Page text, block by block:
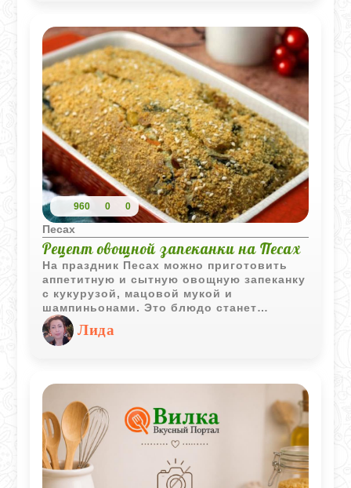
сочетании с двумя видами крема -
шоколадным внутри и белоснежным
белковым снаружи - это уже не просто
«замена хлебу», а полноценный
праздничный торт.
960 0 0
Песах
Рецепт овощной запеканки на Песах
На праздник Песах можно приготовить
аппетитную и сытную овощную запеканку
с кукурузой, мацовой мукой и
шампиньонами. Это блюдо станет
прекрасным украшением праздничного
стола и обязательно порадует ваших
близких. Для его приготовления вам
грибы и мацовая мука, которая добавит
запеканке уникальную текстуру и вкус.
Попробуйте этот рецепт, чтобы
порадовать себя и своих гостей во
время семейного ужина.
Лида